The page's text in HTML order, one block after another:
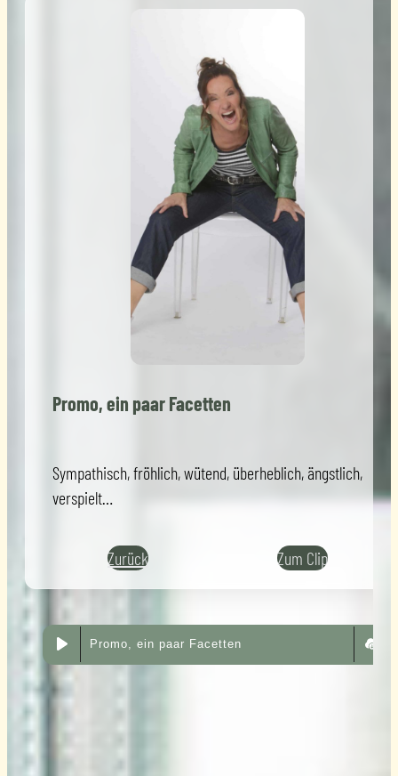
Promo, ein paar Facetten
Sympathisch, fröhlich, wütend, überheblich, ängstlich,
verspielt…
Zurück Zum Clip
Promo, ein paar Facetten